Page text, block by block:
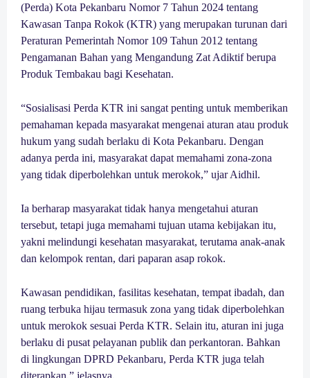
(Perda) Kota Pekanbaru Nomor 7 Tahun 2024 tentang
Kawasan Tanpa Rokok (KTR) yang merupakan turunan dari
Peraturan Pemerintah Nomor 109 Tahun 2012 tentang
Pengamanan Bahan yang Mengandung Zat Adiktif berupa
Produk Tembakau bagi Kesehatan.
“Sosialisasi Perda KTR ini sangat penting untuk memberikan
pemahaman kepada masyarakat mengenai aturan atau produk
hukum yang sudah berlaku di Kota Pekanbaru. Dengan
adanya perda ini, masyarakat dapat memahami zona-zona
yang tidak diperbolehkan untuk merokok,” ujar Aidhil.
Ia berharap masyarakat tidak hanya mengetahui aturan
tersebut, tetapi juga memahami tujuan utama kebijakan itu,
yakni melindungi kesehatan masyarakat, terutama anak-anak
dan kelompok rentan, dari paparan asap rokok.
Kawasan pendidikan, fasilitas kesehatan, tempat ibadah, dan
ruang terbuka hijau termasuk zona yang tidak diperbolehkan
untuk merokok sesuai Perda KTR. Selain itu, aturan ini juga
berlaku di pusat pelayanan publik dan perkantoran. Bahkan
di lingkungan DPRD Pekanbaru, Perda KTR juga telah